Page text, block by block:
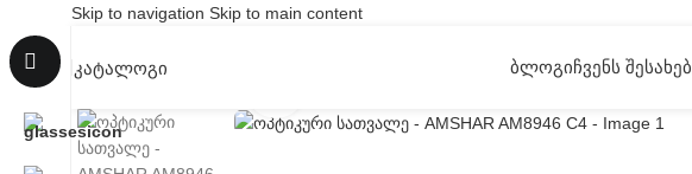
Skip to navigation Skip to main content
ᲙᲐᲢᲐᲚᲝᲒᲘ ᲑᲚᲝᲒᲘᲩᲕᲔᲜᲡ ᲨᲔᲡᲐᲮᲔᲑ